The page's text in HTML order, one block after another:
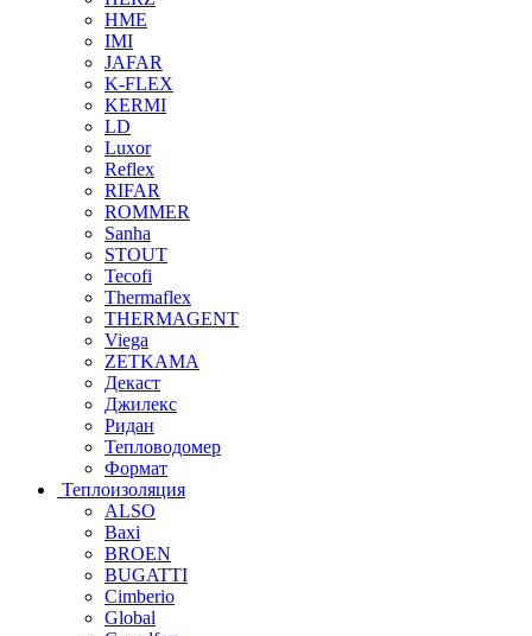
HME
IMI
JAFAR
K-FLEX
KERMI
LD
Luxor
Reflex
RIFAR
ROMMER
Sanha
STOUT
Tecofi
Thermaflex
THERMAGENT
Viega
ZETKAMA
Декаст
Джилекс
Ридан
Тепловодомер
Формат
Теплоизоляция
ALSO
Baxi
BROEN
BUGATTI
Cimberio
Global